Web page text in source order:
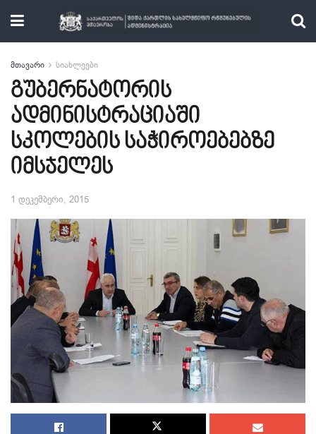
მთავარი სიახლეები
გუბერნატორის
ადმინისტრაციაში
სკოლების საჭიროებებზე
იმსჯელეს
1 დეკემბერი, 2015